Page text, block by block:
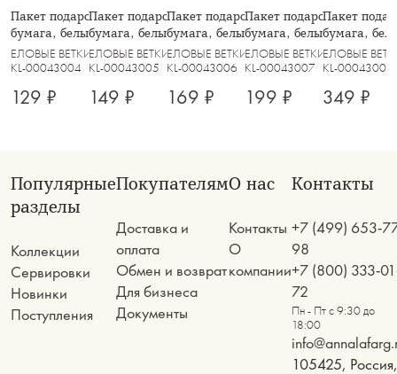
Пакет подарочный, 12х16 см,
бумага, белый, Конь, White horse
ЕЛОВЫЕ ВЕТКИ
KL-00043004
129 ₽
Пакет подарочный, 18х24 см,
бумага, белый, Конь, White horse
ЕЛОВЫЕ ВЕТКИ
KL-00043005
149 ₽
Пакет подарочный, 26х32 см,
бумага, белый, Конь, White horse
ЕЛОВЫЕ ВЕТКИ
KL-00043006
169 ₽
Пакет подарочный,
бумага, белый, Конь,
ЕЛОВЫЕ ВЕТКИ
KL-00043007
199 ₽
Пакет
бумага,
ЕЛОВЫЕ
KL-00043008
349 ₽
Популярные
разделы
Коллекции
Сервировки
Новинки
Поступления
Покупателям
Доставка и
оплата
Обмен и возврат
Для бизнеса
Документы
О нас
Контакты
О
компании
Контакты
+7 (499) 653-
98
+7 (800) 333-
72
Пн - Пт с 9:30 до
18:00
105425, Россия,